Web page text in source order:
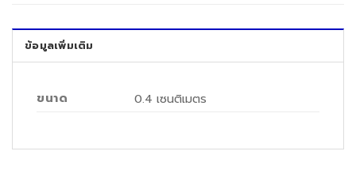
ข้อมูลเพิ่มเติม
ขนาด 0.4 เซนติเมตร